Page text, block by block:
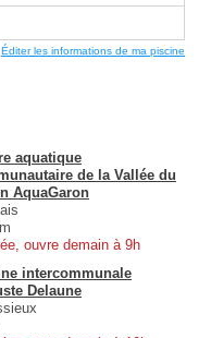
Éditer les informations de ma piscine
aquatique
de la Vallée du
AquaGaron
ouvre demain à 9h
intercommunale
Delaune